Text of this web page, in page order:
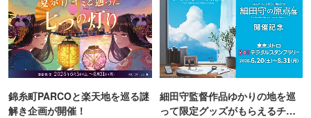
錦糸町PARCOと楽天地を巡る謎
解き企画が開催！
細田守監督作品ゆかりの地を巡
って限定グッズがもらえるチャ